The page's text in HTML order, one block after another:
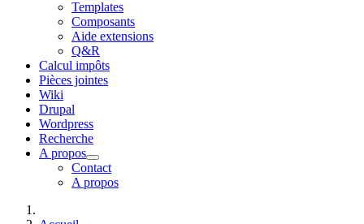
Templates
Composants
Aide extensions
Q&R
Calcul impôts
Pièces jointes
Wiki
Drupal
Wordpress
Recherche
A propos
Contact
A propos